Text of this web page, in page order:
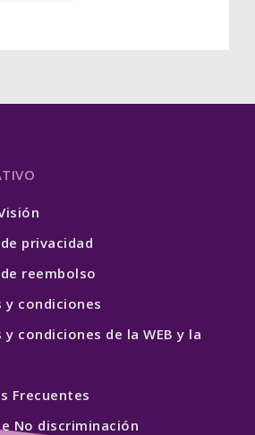
privacidad
reembolso
y condiciones
y condiciones de la WEB y la
Frecuentes
No discriminación